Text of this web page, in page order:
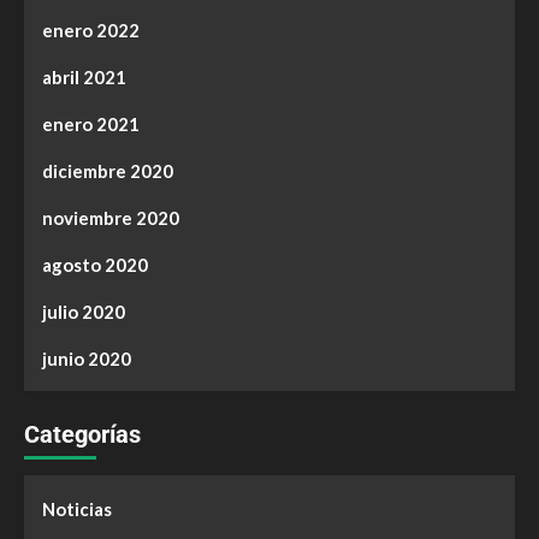
enero 2022
abril 2021
enero 2021
diciembre 2020
noviembre 2020
agosto 2020
julio 2020
junio 2020
Categorías
Noticias